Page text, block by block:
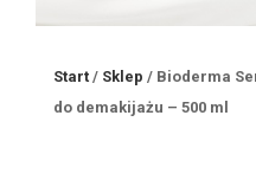
Start / Sklep / Bioderma
do demakijażu – 500 ml